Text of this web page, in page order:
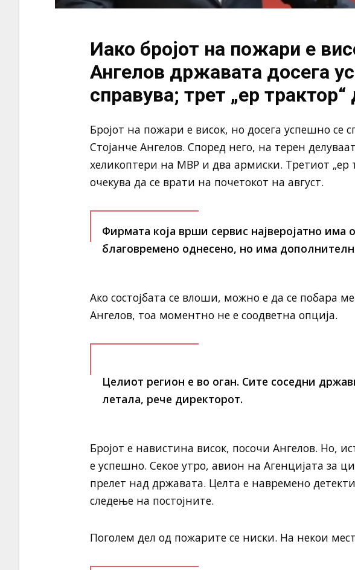
Иако бројот на пожари е
Ангелов државата досега
справува; трет „ер трактор“
Бројот на пожари е висок, но досега успешно се
Стојанче Ангелов. Според него, на терен
хеликоптери на МВР и два армиски. Третиот „ер
очекува да се врати на почетокот на август.
Фирмата која врши сервис најверојатно има
благовремено однесено, но има
Ако состојбата се влоши, можно е да се побара
Ангелов, тоа моментно не е соодветна опција.
Целиот регион е во оган. Сите соседни
летала, рече директорот.
Бројот е навистина висок, посочи Ангелов. Но,
е успешно. Секое утро, авион на Агенцијата за
прелет над државата. Целта е навремено
следење на постојните.
Поголем дел од пожарите се ниски. На некои